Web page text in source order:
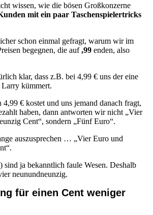
wissen, wie die bösen Großkonzerne
mit ein paar Taschenspielertricks
schon einmal gefragt, warum wir im
begegnen, die auf,99 enden, also
klar, dass z.B. bei 4,99 € uns der eine
Larry kümmert.
€ kostet und uns jemand danach fragt,
haben, dann antworten wir nicht „Vier
Cent“, sondern „Fünf Euro“.
auszusprechen … „Vier Euro und
ja bekanntlich faule Wesen. Deshalb
neunundneunzig.
für einen Cent weniger